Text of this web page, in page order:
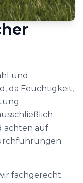
und
da Feuchtigkeit,
achten auf
fachgerecht